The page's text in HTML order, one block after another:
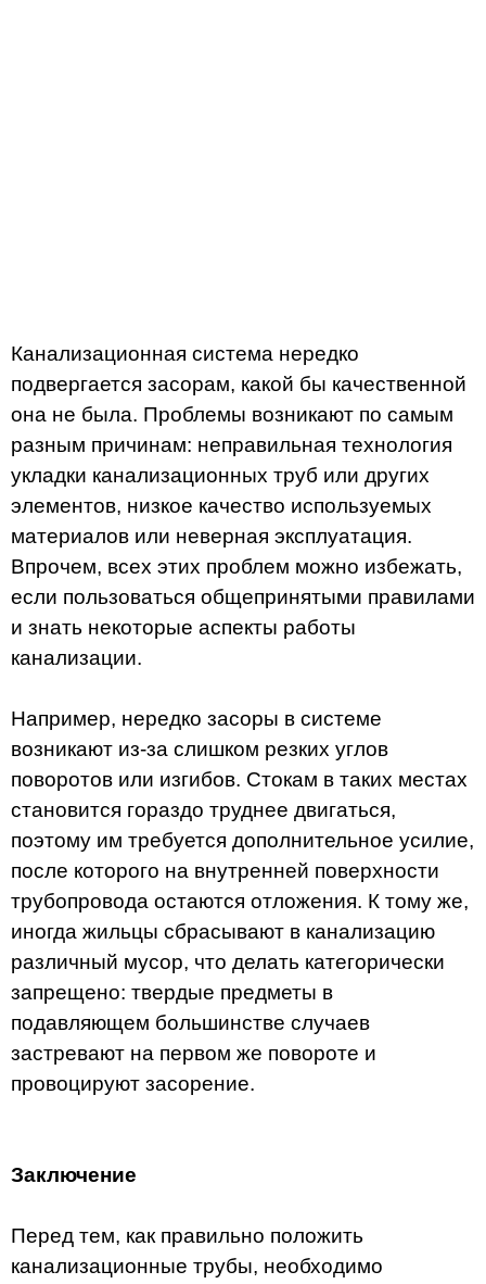
Канализационная система нередко
подвергается засорам, какой бы качественной
она не была. Проблемы возникают по самым
разным причинам: неправильная технология
укладки канализационных труб или других
элементов, низкое качество используемых
материалов или неверная эксплуатация.
Впрочем, всех этих проблем можно избежать,
если пользоваться общепринятыми правилами
и знать некоторые аспекты работы
канализации.
Например, нередко засоры в системе
возникают из-за слишком резких углов
поворотов или изгибов. Стокам в таких местах
становится гораздо труднее двигаться,
поэтому им требуется дополнительное усилие,
после которого на внутренней поверхности
трубопровода остаются отложения. К тому же,
иногда жильцы сбрасывают в канализацию
различный мусор, что делать категорически
запрещено: твердые предметы в
подавляющем большинстве случаев
застревают на первом же повороте и
провоцируют засорение.
Заключение
Перед тем, как правильно положить
канализационные трубы, необходимо